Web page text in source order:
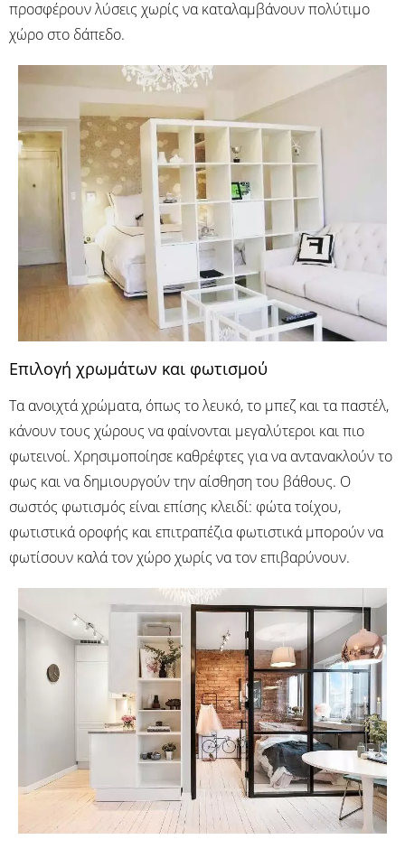
προσφέρουν λύσεις χωρίς να καταλαμβάνουν πολύτιμο
χώρο στο δάπεδο.
Επιλογή χρωμάτων και φωτισμού
Τα ανοιχτά χρώματα, όπως το λευκό, το μπεζ και τα παστέλ,
κάνουν τους χώρους να φαίνονται μεγαλύτεροι και πιο
φωτεινοί. Χρησιμοποίησε καθρέφτες για να αντανακλούν το
φως και να δημιουργούν την αίσθηση του βάθους. Ο
σωστός φωτισμός είναι επίσης κλειδί: φώτα τοίχου,
φωτιστικά οροφής και επιτραπέζια φωτιστικά μπορούν να
φωτίσουν καλά τον χώρο χωρίς να τον επιβαρύνουν.